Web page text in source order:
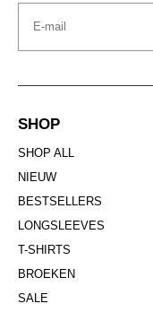
Email
SHOP
SHOP ALL
NIEUW
BESTSELLERS
LONGSLEEVES
T-SHIRTS
BROEKEN
SALE